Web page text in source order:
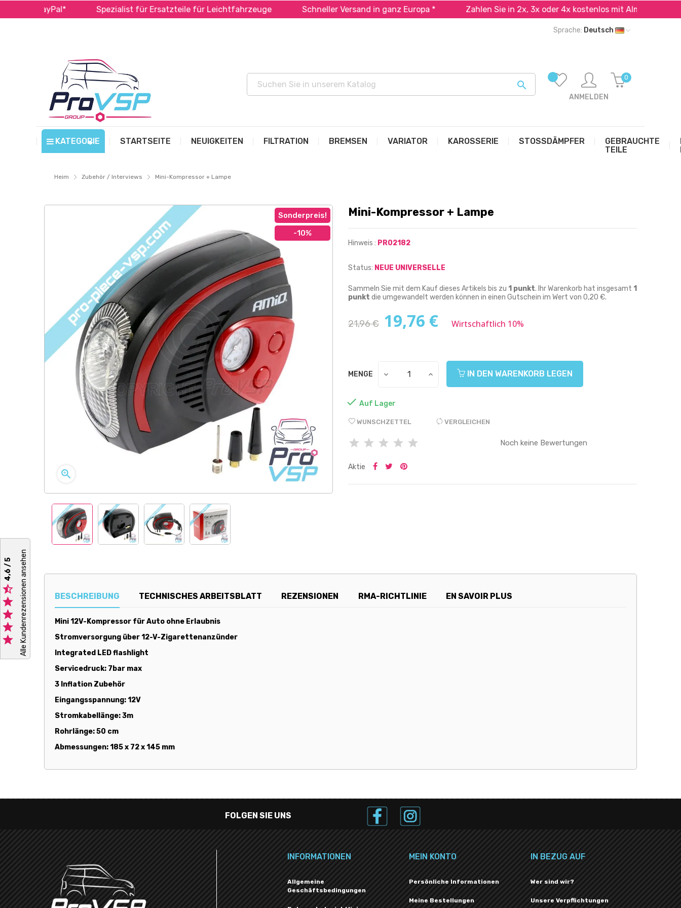





4,6 / 5 Alle Kundenrezensionen ansehen
PayPal* Spezialist für Ersatzteile für Leichtfahrzeuge Schneller Versand in ganz Europa * Zahlen Sie in 2x, 3x oder 4x kostenlos mit Alma und PayPal*
Sprache: Deutsch

ANMELDEN
0
KATEGORIE STARTSEITE NEUIGKEITEN FILTRATION BREMSEN VARIATOR KAROSSERIE STOSSDÄMPFER
GEBRAUCHTE
TEILE
Heim Zubehör / Interviews Mini-Kompressor + Lampe
Sonderpreis!
-10%

Mini-Kompressor + Lampe
Hinweis : PR02182
Status: NEUE UNIVERSELLE
Sammeln Sie mit dem Kauf dieses Artikels bis zu 1 punkt. Ihr Warenkorb hat insgesamt 1
punkt die umgewandelt werden können in einen Gutschein im Wert von 0,20 €.
21,96 € 19,76 € Wirtschaftlich 10%
MENGE IN DEN WARENKORB LEGEN
 Auf Lager
WUNSCHZETTEL VERGLEICHEN
Noch keine Bewertungen
Aktie
BESCHREIBUNG TECHNISCHES ARBEITSBLATT REZENSIONEN RMA-RICHTLINIE EN SAVOIR PLUS
Mini 12V-Kompressor für Auto ohne Erlaubnis
Stromversorgung über 12-V-Zigarettenanzünder
Integrated LED flashlight
Servicedruck: 7bar max
3 Inflation Zubehör
Eingangsspannung: 12V
Stromkabellänge: 3m
Rohrlänge: 50 cm
Abmessungen: 185 x 72 x 145 mm
FOLGEN SIE UNS
INFORMATIONEN
Allgemeine
Geschäftsbedingungen
MEIN KONTO
Persönliche Informationen
Meine Bestellungen
IN BEZUG AUF
Wer sind wir?
Unsere Verpflichtungen